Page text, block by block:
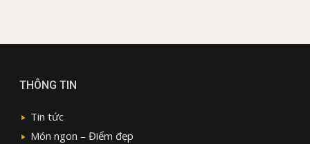
THÔNG TIN
Tin tức
Món ngon – Điểm đẹp